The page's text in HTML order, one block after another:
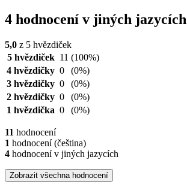
4 hodnocení v jiných jazycích
5,0 z 5 hvězdiček
5 hvězdiček 11 (100%)
4 hvězdičky 0
(0%)
3 hvězdičky 0
(0%)
2 hvězdičky 0
(0%)
1 hvězdička 0 (0%)
11 hodnocení
1 hodnocení (čeština)
4 hodnocení v jiných jazycích
Zobrazit všechna hodnocení